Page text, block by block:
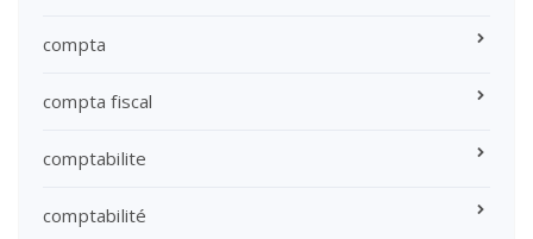
compta
compta fiscal
comptabilite
comptabilité